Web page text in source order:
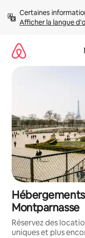
directement
Afficher la langue
Montparnasse
Réservez des
uniques et plus